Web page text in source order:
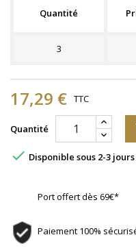
Quantité
3
17,29 € TTC
Quantité
 Disponible sous 2-3 jours
Port offert dès 69€*
Paiement 100%